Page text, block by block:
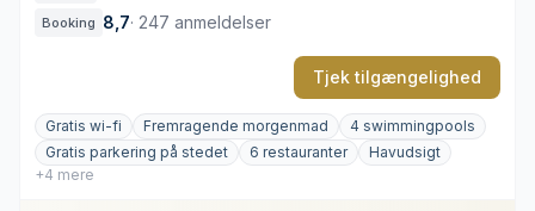
Booking 8,7· 247 anmeldelser
Tjek tilgængelighed
Gratis wi-fi Fremragende morgenmad
4 swimmingpools
Gratis parkering på stedet
6 restauranter
Havudsigt
+4 mere